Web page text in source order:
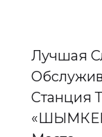
Лучшая
Станция